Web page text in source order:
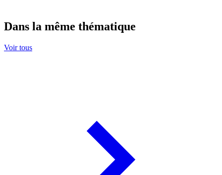
Dans la même thématique
Voir tous